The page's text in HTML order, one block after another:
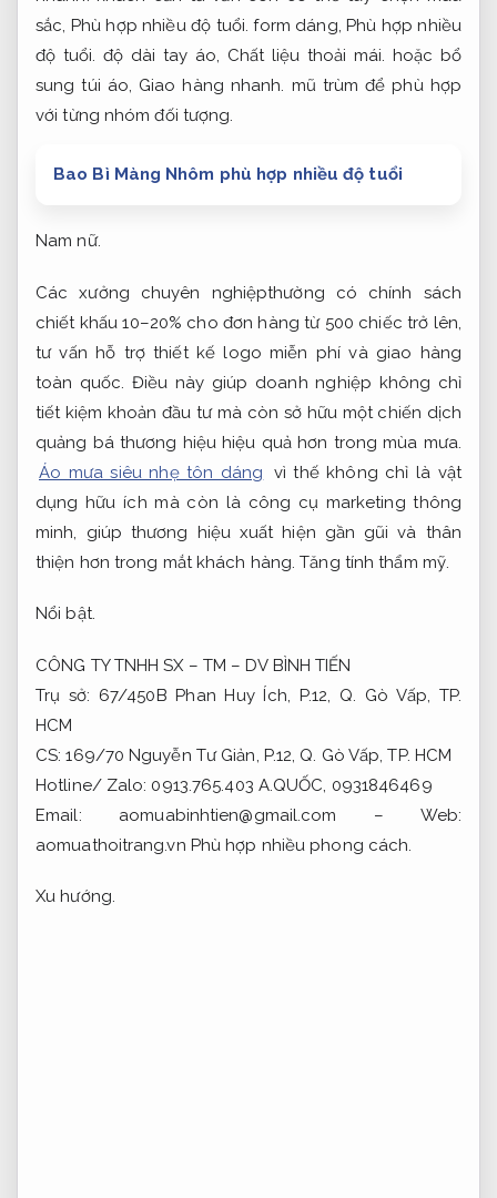
sắc, Phù hợp nhiều độ tuổi. form dáng,Phù hợp nhiều
độ tuổi.
độ dài tay áo, Chất liệu thoải mái.
hoặc bổ
sung túi áo, Giao hàng nhanh.
mũ trùm để phù hợp
với từng nhóm đối tượng.
Bao Bì Màng Nhôm phù hợp nhiều độ tuổi
Nam nữ.
Các xưởng chuyên nghiệpthường có chính sách
chiết khấu 10–20% cho đơn hàng từ 500 chiếc trở lên,
tư vấn hỗ trợ thiết kế logo miễn phí và giao hàng
toàn quốc. Điều này giúp doanh nghiệp không chỉ
tiết kiệm khoản đầu tư mà còn sở hữu một chiến dịch
quảng bá thương hiệu hiệu quả hơn trong mùa mưa.
Áo mưa siêu nhẹ tôn dáng
vì thế không chỉ là vật
dụng hữu ích mà còn là công cụ marketing thông
minh, giúp thương hiệu xuất hiện gần gũi và thân
thiện hơn trong mắt khách hàng.Tăng tính thẩm mỹ.
Nổi bật.
CÔNG TY TNHH SX – TM – DV BÌNH TIẾN
Trụ sở: 67/450B Phan Huy Ích, P.12, Q. Gò Vấp, TP.
HCM
CS: 169/70 Nguyễn Tư Giản, P.12, Q. Gò Vấp, TP. HCM
Hotline/ Zalo: 0913.765.403 A.QUỐC, 0931846469
Email: aomuabinhtien@gmail.com – Web:
aomuathoitrang.vn Phù hợp nhiều phong cách.
Xu hướng.